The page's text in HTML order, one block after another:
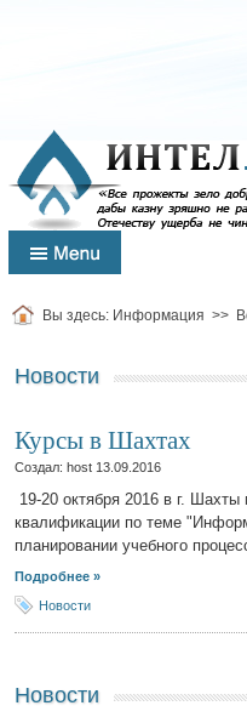
Вы здесь: Информация >>
Новости
Курсы в Шахтах
Создал: host 13.09.2016
19-20 октября 2016 в г.
квалификации по теме
планировании учебного
Подробнее »
Новости
Новости